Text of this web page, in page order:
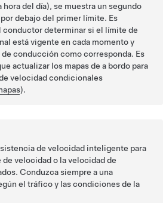
del día), se muestra un segundo
debajo del primer límite. Es
conductor determinar si el límite de
está vigente en cada momento y
conducción como corresponda. Es
actualizar los mapas de a bordo para
velocidad condicionales
).
de velocidad inteligente para
velocidad o la velocidad de
Conduzca siempre a una
el tráfico y las condiciones de la